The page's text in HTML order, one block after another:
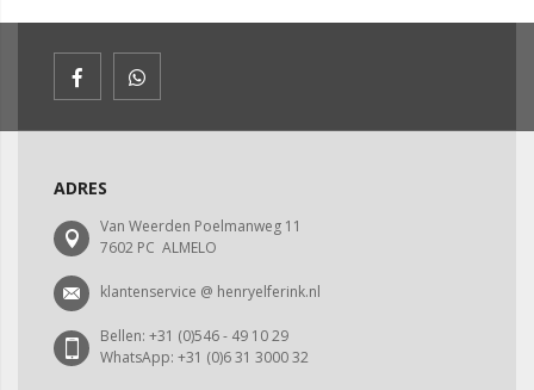
ADRES
Van Weerden Poelmanweg 11
7602 PC ALMELO
klantenservice @ henryelferink.nl
Bellen: +31 (0)546 - 49 10 29
WhatsApp: +31 (0)6 31 3000 32